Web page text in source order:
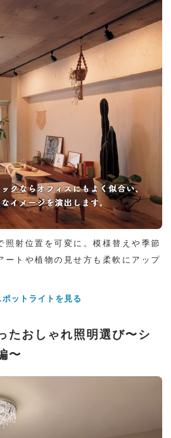
照射位置を可変に。模様替えや季節
ートや植物の見せ方も柔軟にアップ
ットライトを見る
たおしゃれ照明選び〜シ
〜